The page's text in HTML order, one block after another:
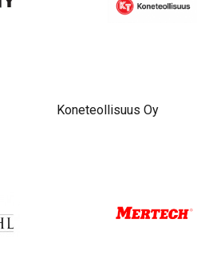
Koneteollisuus Oy